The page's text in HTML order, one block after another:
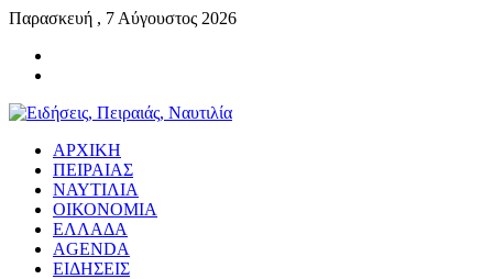
Παρασκευή , 7 Αύγουστος 2026
ΑΡΧΙΚΗ
ΠΕΙΡΑΙΑΣ
ΝΑΥΤΙΛΙΑ
ΟΙΚΟΝΟΜΙΑ
ΕΛΛΑΔΑ
AGENDA
ΕΙΔΗΣΕΙΣ